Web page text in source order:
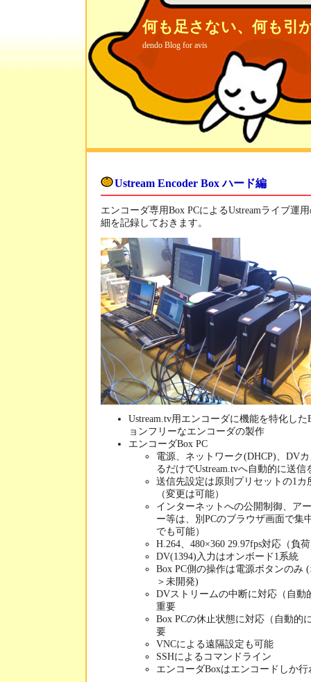
何も足さない、何も引
dendo Blog for avis
Ustream Encoder Box ハード編
エンコーダ専用Box PCによるUstreamライブ運
細を記録しておきます。
Ustream.tv用エンコーダに機能を特化し
ョンフリーなエンコーダの製作
エンコーダBox PC
電源、ネットワーク(DHCP)、DV
るだけでUstream.tvへ自動的に送信
送信先設定は原則プリセットの1カ
（変更は可能）
インターネットへの公開制御、ア
ー等は、別PCのブラウザ画面で集
でも可能）
H.264、480×360 29.97fps対応（負
DV(1394)入力はオンボード1系統
Box PC側の操作は電源ボタンのみ
＞未開発)
DVストリームの中断に対応（自
重要
Box PCの休止状態に対応（自動的
要
VNCによる遠隔設定も可能
SSHによるコマンドライン
エンコーダBoxはエンコードしか行